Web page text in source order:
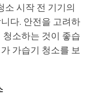
소 시작 전 기기의
다. 안전을 고려하
소하는 것이 좋습
가습기 청소를 보